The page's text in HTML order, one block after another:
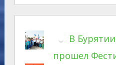
В
прошел